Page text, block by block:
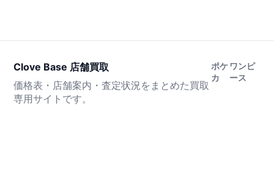
Clove Base 店舗買取
価格表・店舗案内・査定状況をまとめた買取
専用サイトです。
ポケ
カ
ワンピ
ース